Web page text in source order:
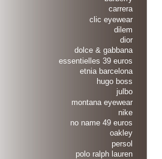
carrera
clic eyewear
dilem
dior
dolce & gabbana
essentielles 39 euros
etnia barcelona
hugo boss
julbo
montana eyewear
nike
no name 49 euros
oakley
persol
polo ralph lauren